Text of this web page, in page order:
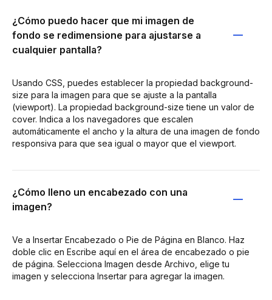
¿Cómo puedo hacer que mi imagen de
fondo se redimensione para ajustarse a
cualquier pantalla?
Usando CSS, puedes establecer la propiedad background-
size para la imagen para que se ajuste a la pantalla
(viewport). La propiedad background-size tiene un valor de
cover. Indica a los navegadores que escalen
automáticamente el ancho y la altura de una imagen de fondo
responsiva para que sea igual o mayor que el viewport.
¿Cómo lleno un encabezado con una
imagen?
Ve a Insertar Encabezado o Pie de Página en Blanco. Haz
doble clic en Escribe aquí en el área de encabezado o pie
de página. Selecciona Imagen desde Archivo, elige tu
imagen y selecciona Insertar para agregar la imagen.